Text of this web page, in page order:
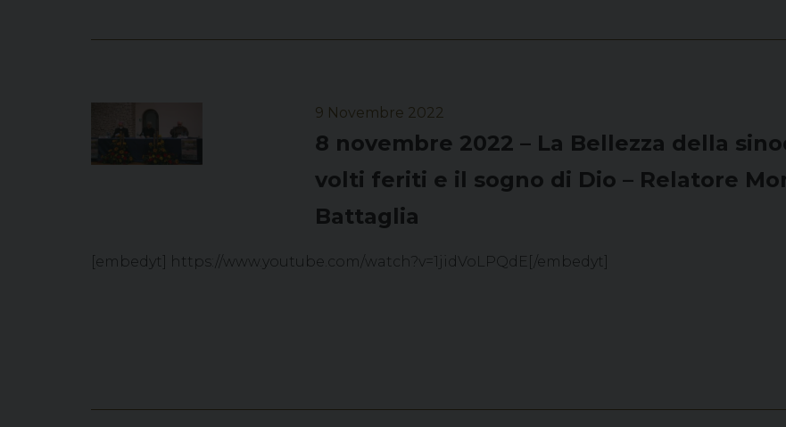
9 Novembre 2022
8 novembre 2022 – La Bellezza della
volti feriti e il sogno di Dio – Relatore
Battaglia
[embedyt] https://www.youtube.com/watch?v=1jidVoLPQdE[/embedyt]